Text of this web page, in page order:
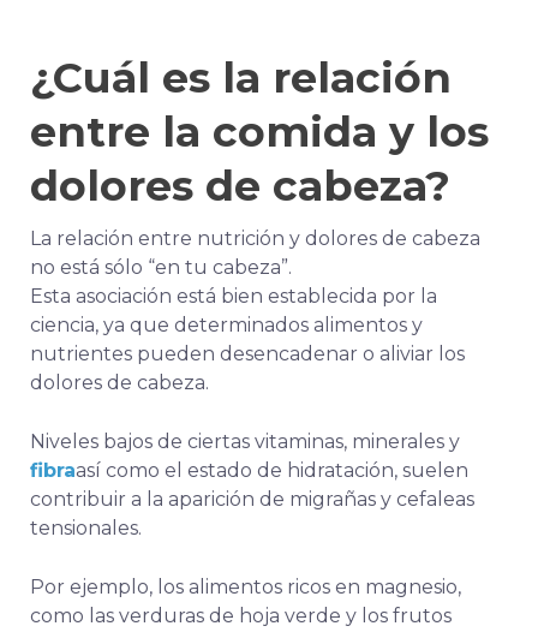
¿Cuál es la relación
entre la comida y los
dolores de cabeza?
La relación entre nutrición y dolores de cabeza
no está sólo “en tu cabeza”.
Esta asociación está bien establecida por la
ciencia, ya que determinados alimentos y
nutrientes pueden desencadenar o aliviar los
dolores de cabeza.
Niveles bajos de ciertas vitaminas, minerales y
fibraasí como el estado de hidratación, suelen
contribuir a la aparición de migrañas y cefaleas
tensionales.
Por ejemplo, los alimentos ricos en magnesio,
como las verduras de hoja verde y los frutos